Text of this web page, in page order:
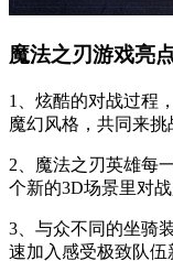
魔法之刃游戏亮
1、炫酷的对战过程
魔幻风格，共同来挑
2、魔法之刃英雄每
个新的3D场景里对
3、与众不同的坐骑
速加入感受极致队伍